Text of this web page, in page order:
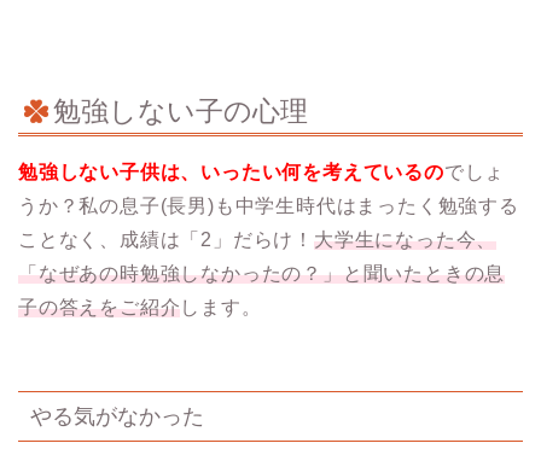
勉強しない子の心理
勉強しない子供は、いったい何を考えているのでしょ
うか？私の息子(長男)も中学生時代はまったく勉強する
ことなく、成績は「2」だらけ！ 大学生になった今、
「なぜあの時勉強しなかったの？」と聞いたときの息
子の答えをご紹介します。
やる気がなかった